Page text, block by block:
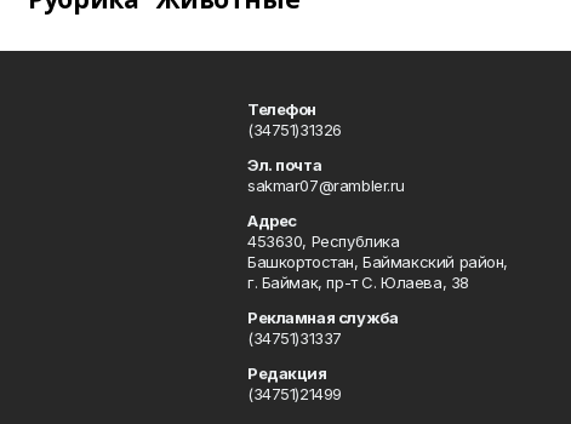
Телефон
(34751)31326
Эл. почта
sakmar07@rambler.ru
Адрес
453630, Республика
Башкортостан, Баймакский район,
г. Баймак, пр-т С. Юлаева, 38
Рекламная служба
(34751)31337
Редакция
(34751)21499